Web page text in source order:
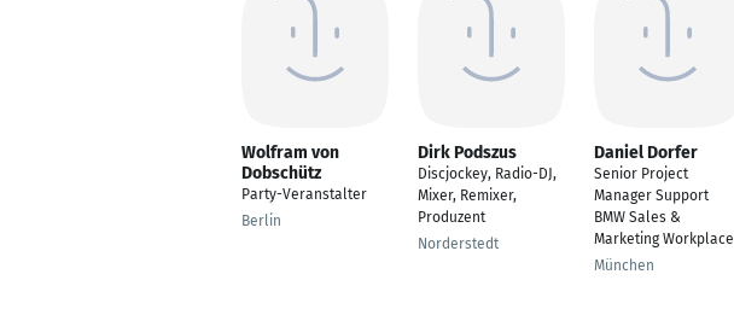
Wolfram von
Dobschütz
Party-Veranstalter
Berlin
Dirk Podszus
Discjockey, Radio-DJ,
Mixer, Remixer,
Produzent
Norderstedt
Daniel Dorfer
Senior Project
Manager Support
BMW Sales &
Marketing Workplace
München